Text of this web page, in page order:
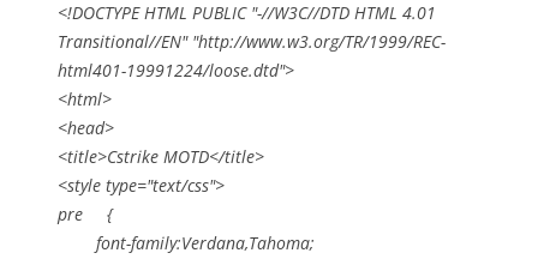
<!DOCTYPE HTML PUBLIC "-//W3C//DTD HTML 4.01
Transitional//EN" "http://www.w3.org/TR/1999/REC-
html401-19991224/loose.dtd">
<html>
<head>
<title>Cstrike MOTD</title>
<style type="text/css">
pre {
font-family:Verdana,Tahoma;